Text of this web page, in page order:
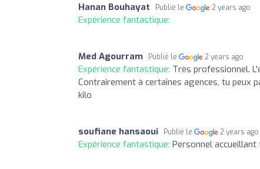
Hanan Bouhayat Publié le 2 years ago
Expérience fantastique:
Med Agourram Publié le 2 years ago
Expérience fantastique: Très professionnel.
Contrairement à certaines agences, tu peux
kilo
soufiane hansaoui Publié le 2 years ago
Expérience fantastique: Personnel